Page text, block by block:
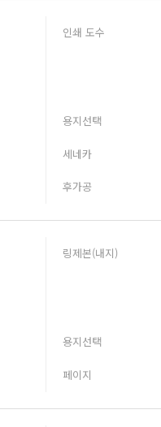
인쇄 도수
용지선택
세네카
후가공
링제본(내지)
용지선택
페이지